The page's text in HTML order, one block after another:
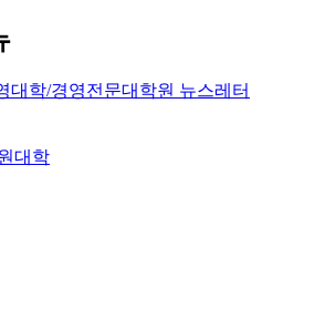
대학/경영전문대학원 뉴스레터
대학